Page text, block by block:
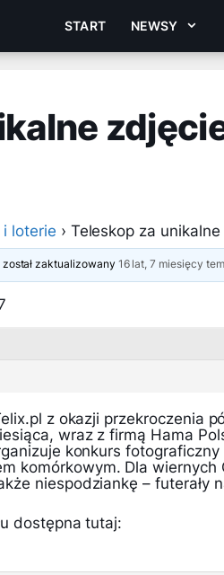
START NEWSY
i loterie › Teleskop za
został zaktualizowany 16 lat, 7 miesięcy
z okazji przekroczenia
wraz z firmą Hama
konkurs
komórkowym. Dla wiernych
niespodziankę – futerały
dostępna tutaj: